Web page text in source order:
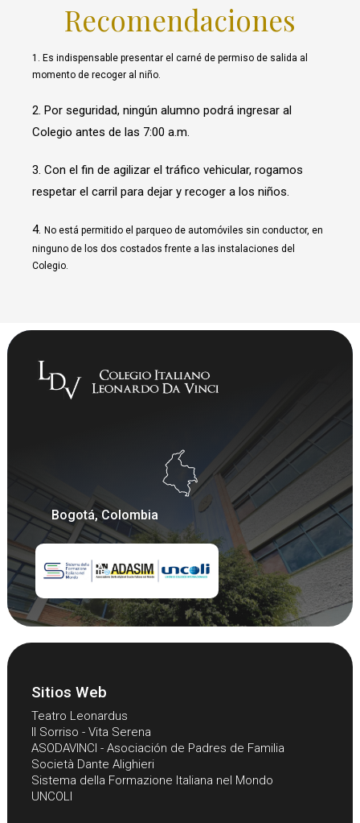
Recomendaciones
1. Es indispensable presentar el carné de permiso de salida al
momento de recoger al niño.
2. Por seguridad, ningún alumno podrá ingresar al
Colegio antes de las 7:00 a.m.
3. Con el fin de agilizar el tráfico vehicular, rogamos
respetar el carril para dejar y recoger a los niños.
4. No está permitido el parqueo de automóviles sin conductor, en
ninguno de los dos costados frente a las instalaciones del
Colegio.
Bogotá, Colombia
Sitios Web
Teatro Leonardus
Il Sorriso - Vita Serena
ASODAVINCI - Asociación de Padres de Familia
Società Dante Alighieri
Sistema della Formazione Italiana nel Mondo
UNCOLI